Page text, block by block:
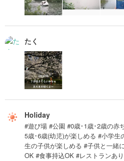
たく
Holiday
#遊び場 #公園 #0歳･1歳･2歳の赤
5歳･6歳(幼児)が楽しめる #小学
生の子供が楽しめる #子供と一緒
OK #食事持込OK #レストランあり